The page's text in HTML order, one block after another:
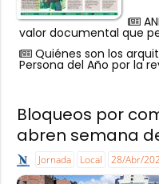
valor documental que
Quiénes son los
Persona del Año por la
Bloqueos por
abren semana
Jornada Local 28/Abr/